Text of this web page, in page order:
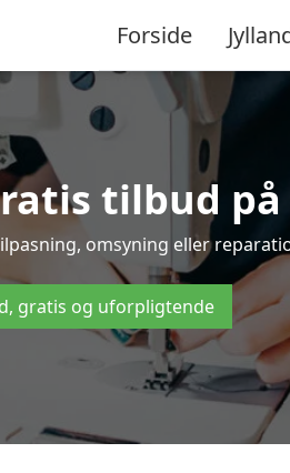
Forside
tilbud
omsyning eller
gratis og uforpligtende